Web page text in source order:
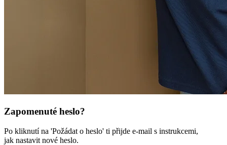
Zapomenuté heslo?
Po kliknutí na 'Požádat o heslo' ti přijde e-mail s instrukcemi,
jak nastavit nové heslo.